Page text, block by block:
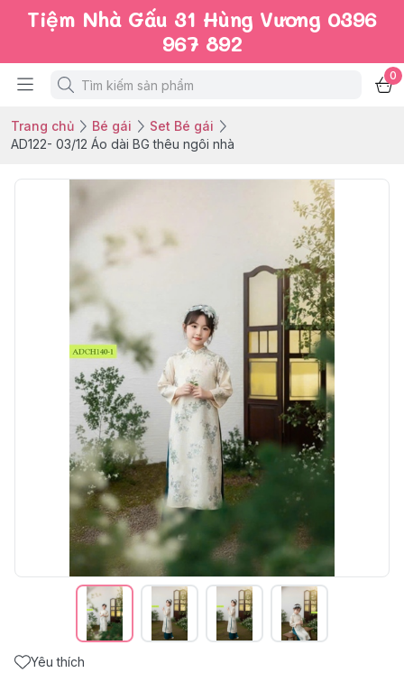
Tiệm Nhà Gấu 31 Hùng Vương 0396
967 892
0
Trang chủ Bé gái
Set Bé gái
AD122- 03/12 Áo dài BG thêu ngôi nhà
Yêu thích